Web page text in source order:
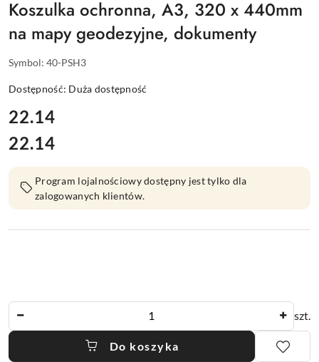
Koszulka ochronna, A3, 320 x 440mm
na mapy geodezyjne, dokumenty
Symbol: 40-PSH3
Dostępność: Duża dostępność
cena:
22.14
Cena:
22.14
Program lojalnościowy dostępny jest tylko dla
zalogowanych klientów.
szt.
Do koszyka